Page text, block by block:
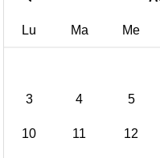
Lu Ma Me
3 4 5
10 11 12